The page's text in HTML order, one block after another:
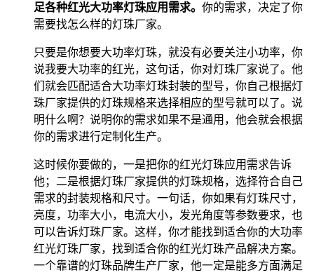
足各种红光大功率灯珠应用需求。 你的需求，决定了你
需要找怎么样的灯珠厂家。
只要是你想要大功率灯珠，就没有必要关注小功率，你
说我要大功率的红光，这句话，你对灯珠厂家说了。他
们就会匹配适合大功率灯珠封装的型号，你自己根据灯
珠厂家提供的灯珠规格来选择相应的型号就可以了。说
明什么啊？说明你的需求如果不是通用，他会就会根据
你的需求进行定制化生产。
这时候你要做的，一是把你的红光灯珠应用需求告诉
他；二是根据灯珠厂家提供的灯珠规格，选择符合自己
需求的封装规格和尺寸。一句话，你如果有灯珠尺寸，
亮度，功率大小，电流大小，发光角度等参数要求，也
可以告诉灯珠厂家。这样，你才能找到适合你的大功率
红光灯珠厂家，找到适合你的红光灯珠产品解决方案。
一个靠谱的灯珠品牌生产厂家，他一定是能多方面满足